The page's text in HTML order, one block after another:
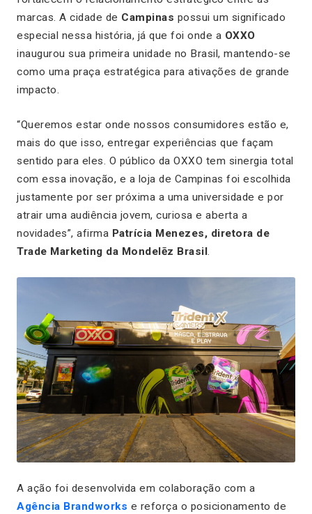
marcas. A cidade de Campinas possui um significado
especial nessa história, já que foi onde a OXXO
inaugurou sua primeira unidade no Brasil, mantendo-se
como uma praça estratégica para ativações de grande
impacto.
“Queremos estar onde nossos consumidores estão e,
mais do que isso, entregar experiências que façam
sentido para eles. O público da OXXO tem sinergia total
com essa inovação, e a loja de Campinas foi escolhida
justamente por ser próxima a uma universidade e por
atrair uma audiência jovem, curiosa e aberta a
novidades”, afirma Patrícia Menezes, diretora de
Trade Marketing da Mondelēz Brasil.
A ação foi desenvolvida em colaboração com a
Agência Brandworks e reforça o posicionamento de